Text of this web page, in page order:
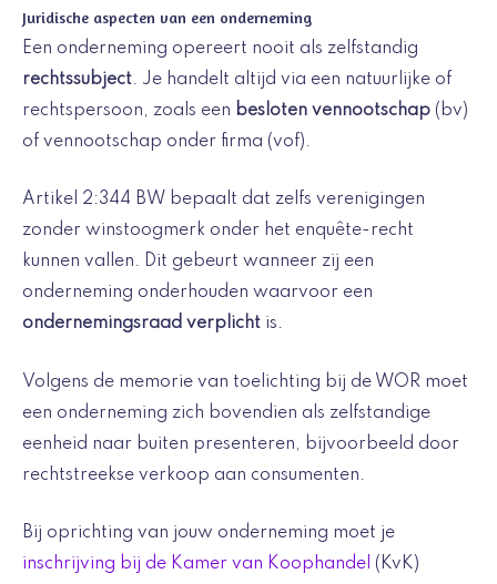
Juridische aspecten van een onderneming
Een onderneming opereert nooit als zelfstandig
rechtssubject. Je handelt altijd via een natuurlijke of
rechtspersoon, zoals een besloten vennootschap (bv)
of vennootschap onder firma (vof).
Artikel 2:344 BW bepaalt dat zelfs verenigingen
zonder winstoogmerk onder het enquête-recht
kunnen vallen. Dit gebeurt wanneer zij een
onderneming onderhouden waarvoor een
ondernemingsraad verplicht is.
Volgens de memorie van toelichting bij de WOR moet
een onderneming zich bovendien als zelfstandige
eenheid naar buiten presenteren, bijvoorbeeld door
rechtstreekse verkoop aan consumenten.
Bij oprichting van jouw onderneming moet je
inschrijving bij de Kamer van Koophandel (KvK)